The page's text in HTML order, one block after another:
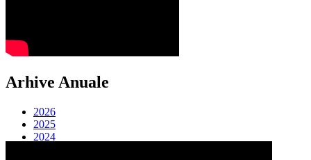
Arhive Anuale
2026
2025
2024